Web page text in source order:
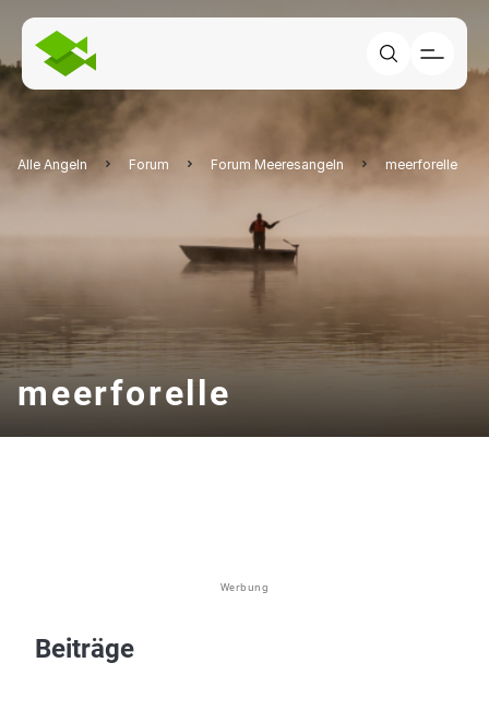
Alle Angeln Forum Forum Meeresangeln meerforelle
meerforelle
Werbung
Beiträge